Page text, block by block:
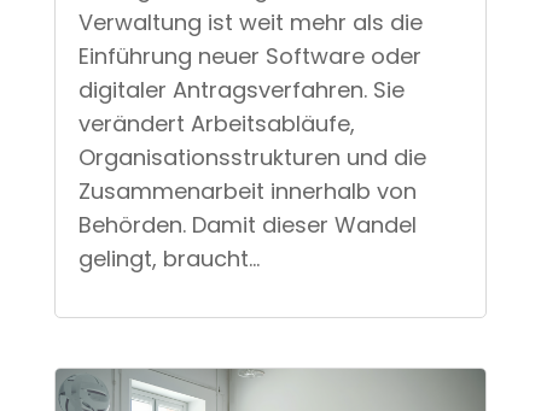
Einführung neuer Software oder
digitaler Antragsverfahren. Sie
verändert Arbeitsabläufe,
Organisationsstrukturen und die
Zusammenarbeit innerhalb von
Behörden. Damit dieser Wandel
gelingt, braucht...